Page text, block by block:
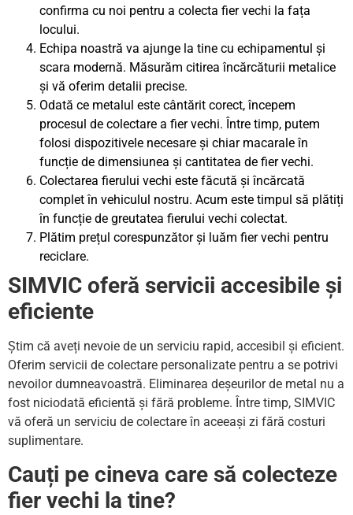
confirma cu noi pentru a colecta fier vechi la fața
locului.
Echipa noastră va ajunge la tine cu echipamentul și
scara modernă. Măsurăm citirea încărcăturii metalice
și vă oferim detalii precise.
Odată ce metalul este cântărit corect, începem
procesul de colectare a fier vechi. Între timp, putem
folosi dispozitivele necesare și chiar macarale în
funcție de dimensiunea și cantitatea de fier vechi.
Colectarea fierului vechi este făcută și încărcată
complet în vehiculul nostru. Acum este timpul să plătiți
în funcție de greutatea fierului vechi colectat.
Plătim prețul corespunzător și luăm fier vechi pentru
reciclare.
SIMVIC oferă servicii accesibile și
eficiente
Știm că aveți nevoie de un serviciu rapid, accesibil și eficient.
Oferim servicii de colectare personalizate pentru a se potrivi
nevoilor dumneavoastră. Eliminarea deșeurilor de metal nu a
fost niciodată eficientă și fără probleme. Între timp, SIMVIC
vă oferă un serviciu de colectare în aceeași zi fără costuri
suplimentare.
Cauți pe cineva care să colecteze
fier vechi la tine?